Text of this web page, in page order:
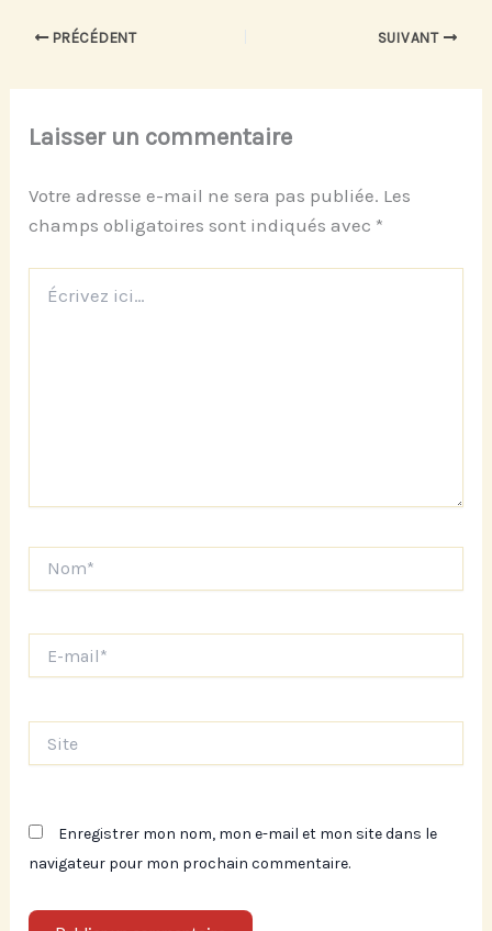
PRÉCÉDENT SUIVANT
Laisser un commentaire
Votre adresse e-mail ne sera pas publiée. Les
champs obligatoires sont indiqués avec *
ici…
mail*
Enregistrer mon nom, mon e-mail et mon site dans le
navigateur pour mon prochain commentaire.